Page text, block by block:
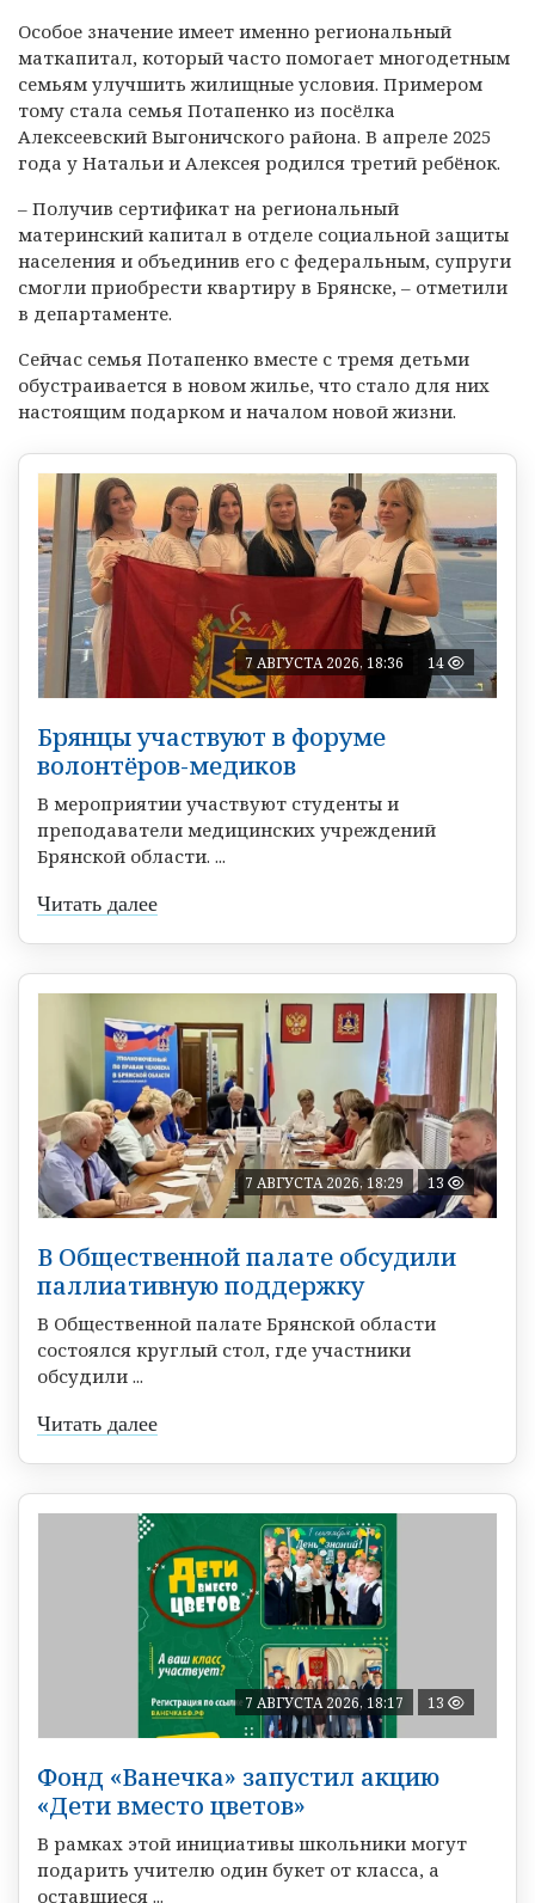
Особое значение имеет именно региональный
маткапитал, который часто помогает многодетным
семьям улучшить жилищные условия. Примером
тому стала семья Потапенко из посёлка
Алексеевский Выгоничского района. В апреле 2025
года у Натальи и Алексея родился третий ребёнок.
– Получив сертификат на региональный
материнский капитал в отделе социальной защиты
населения и объединив его с федеральным, супруги
смогли приобрести квартиру в Брянске, – отметили
в департаменте.
Сейчас семья Потапенко вместе с тремя детьми
обустраивается в новом жилье, что стало для них
настоящим подарком и началом новой жизни.
7 АВГУСТА 2026, 18:36 14
Брянцы участвуют в форуме
волонтёров-медиков
В мероприятии участвуют студенты и
преподаватели медицинских учреждений
Брянской области. ...
Читать далее
7 АВГУСТА 2026, 18:29 13
В Общественной палате обсудили
паллиативную поддержку
В Общественной палате Брянской области
состоялся круглый стол, где участники
обсудили ...
Читать далее
7 АВГУСТА 2026, 18:17 13
Фонд «Ванечка» запустил акцию
«Дети вместо цветов»
В рамках этой инициативы школьники могут
подарить учителю один букет от класса, а
оставшиеся ...